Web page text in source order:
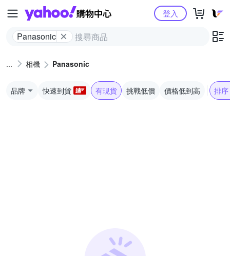
Yahoo購物中心
Panasonic
登入
相機 Panasonic
品牌 快速到貨 有現貨 挑戰低價 價格低到高 排序